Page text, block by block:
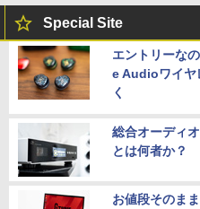
Special Site
エントリーな
e Audioワイヤ
く
総合オーディ
とは何者か？
お値段そのま